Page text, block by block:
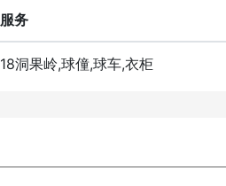
服务
18洞果岭,球僮,球车,衣柜